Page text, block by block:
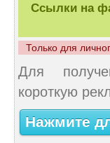
Ссылки на
Только для
Для
короткую
Нажмите